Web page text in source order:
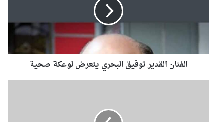
الفنان القدير توفيق البحري يتعرض لوعكة صحية